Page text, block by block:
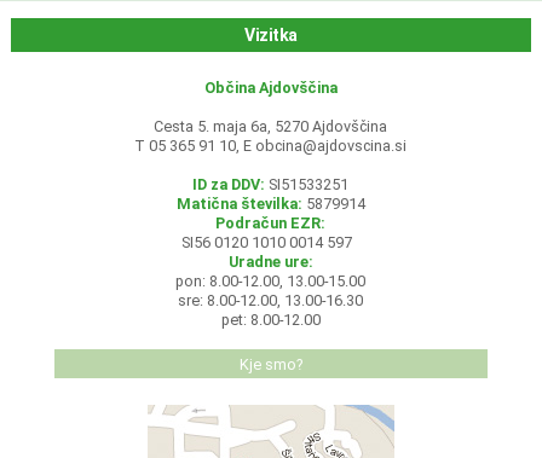
Vizitka
Občina Ajdovščina
Cesta 5. maja 6a, 5270 Ajdovščina
T 05 365 91 10, E obcina@ajdovscina.si
ID za DDV: SI51533251
Matična številka: 5879914
Podračun EZR:
SI56 0120 1010 0014 597
Uradne ure:
pon: 8.00-12.00, 13.00-15.00
sre: 8.00-12.00, 13.00-16.30
pet: 8.00-12.00
Kje smo?